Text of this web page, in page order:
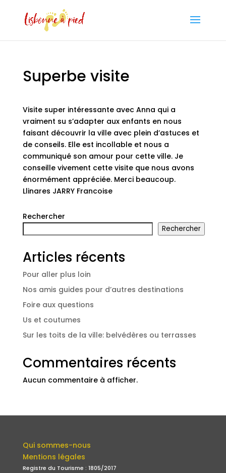
Superbe visite
Visite super intéressante avec Anna qui a
vraiment su s’adapter aux enfants en nous
faisant découvrir la ville avec plein d’astuces et
de conseils. Elle est incollable et nous a
communiqué son amour pour cette ville. Je
conseille vivement cette visite que nous avons
énormément appréciée. Merci beaucoup.
Llinares JARRY Francoise
Rechercher
Rechercher
Articles récents
Pour aller plus loin
Nos amis guides pour d’autres destinations
Foire aux questions
Us et coutumes
Sur les toits de la ville: belvédères ou terrasses
Commentaires récents
Aucun commentaire à afficher.
Qui sommes-nous
Mentions légales
Registre du Tourisme : 1805/2017